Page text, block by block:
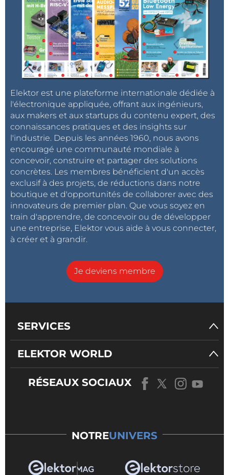
Elektor est une plateforme internationale dédiée à
l'électronique appliquée, offrant aux ingénieurs,
aux makers et aux startups du contenu expert, des
connaissances pratiques et des insights sur
l'industrie. Depuis les années 1960, nous avons
encouragé une communauté mondiale à
concevoir, construire et partager des solutions
concrètes. Les membres bénéficient d'un accès
exclusif à des projets, de réductions dans notre
boutique et d'opportunités de collaborer avec des
innovateurs de premier plan. Que vous soyez en
train d'apprendre, de concevoir ou de développer
une entreprise, Elektor vous aide à vous connecter,
à créer et à grandir.
Je deviens membre
SERVICES
ELEKTOR WORLD
RÉSEAUX SOCIAUX
NOTREUNIVERS